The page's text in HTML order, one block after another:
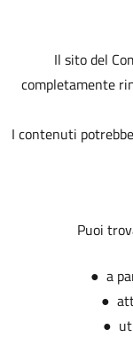
Il sito del
completamente
I contenuti
Puoi
● a
●
●